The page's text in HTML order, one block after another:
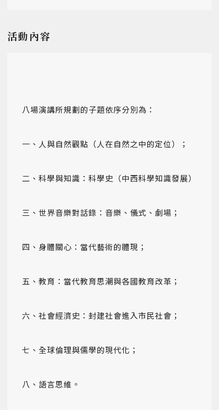
活動內容
八場演講所規劃的子題依序分別為：
一、人與自然觀點（人在自然之中的定位）；
二、科學與知識：科學史（中西科學知識發展）
三、世界音樂對話錄：音樂、儀式、劇場；
四、身體關心：當代藝術的體現；
五、教育：當代教育思潮與各國教育改革；
六、社會經濟史：封建社會進入市民社會；
七、全球倫理與儒學的現代化；
八、語言思維。